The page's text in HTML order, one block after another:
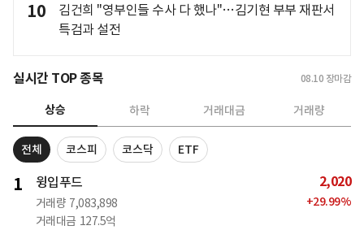
10
김건희 "영부인들 수사 다 했나"…김기현 부부 재판서
특검과 설전
실시간 TOP 종목 08.10 장마감
상승 하락 거래대금 거래량
전체 코스피 코스닥 ETF
1 윙입푸드
거래량 7,083,898
거래대금 127.5억
2,020
+29.99%